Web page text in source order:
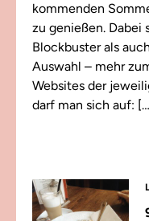
kommenden
zu genießen. Dabei
Blockbuster als
Auswahl – mehr
Websites der
darf man sich auf: